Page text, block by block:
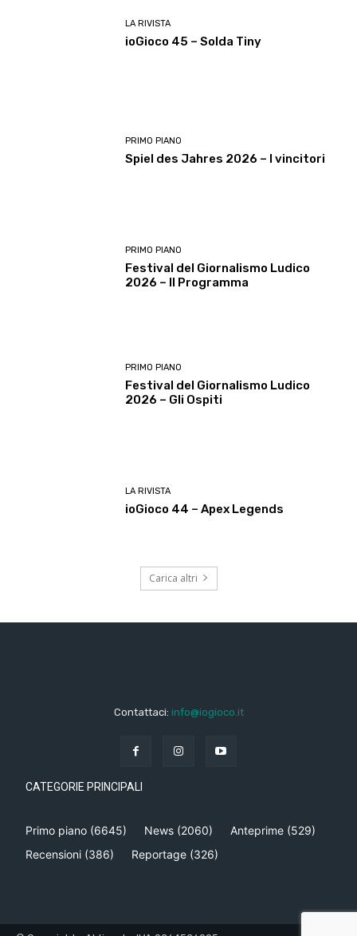
LA RIVISTA
ioGioco 45 – Solda Tiny
PRIMO PIANO
Spiel des Jahres 2026 – I vincitori
PRIMO PIANO
Festival del Giornalismo Ludico
2026 – Il Programma
PRIMO PIANO
Festival del Giornalismo Ludico
2026 – Gli Ospiti
LA RIVISTA
ioGioco 44 – Apex Legends
Carica altri
Contattaci: info@iogioco.it
CATEGORIE PRINCIPALI
Primo piano (6645) News (2060) Anteprime (529)
Recensioni (386) Reportage (326)